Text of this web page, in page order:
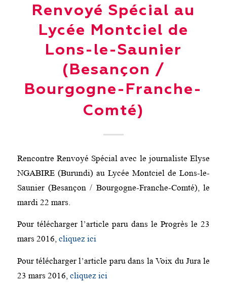
Renvoyé Spécial au
Lycée Montciel de
Lons-le-Saunier
(Besançon /
Bourgogne-Franche-
Comté)
Rencontre Renvoyé Spécial avec le journaliste Elyse
NGABIRE (Burundi) au Lycée Montciel de Lons-le-
Saunier (Besançon / Bourgogne-Franche-Comté), le
mardi 22 mars.
Pour télécharger l’article paru dans le Progrès le 23
mars 2016, cliquez ici
Pour télécharger l’article paru dans la Voix du Jura le
23 mars 2016, cliquez ici